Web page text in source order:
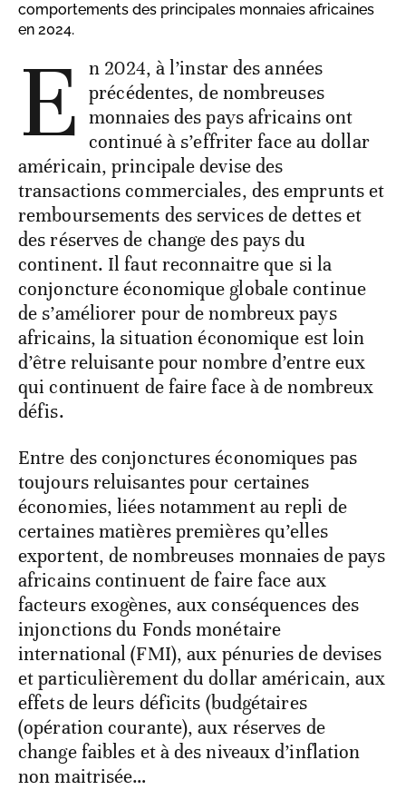
comportements des principales monnaies africaines
en 2024.
E n 2024, à l’instar des années
précédentes, de nombreuses
monnaies des pays africains ont
continué à s’effriter face au dollar
américain, principale devise des
transactions commerciales, des emprunts et
remboursements des services de dettes et
des réserves de change des pays du
continent. Il faut reconnaitre que si la
conjoncture économique globale continue
de s’améliorer pour de nombreux pays
africains, la situation économique est loin
d’être reluisante pour nombre d’entre eux
qui continuent de faire face à de nombreux
défis.
Entre des conjonctures économiques pas
toujours reluisantes pour certaines
économies, liées notamment au repli de
certaines matières premières qu’elles
exportent, de nombreuses monnaies de pays
africains continuent de faire face aux
facteurs exogènes, aux conséquences des
injonctions du Fonds monétaire
international (FMI), aux pénuries de devises
et particulièrement du dollar américain, aux
effets de leurs déficits (budgétaires
(opération courante), aux réserves de
change faibles et à des niveaux d’inflation
non maitrisée…